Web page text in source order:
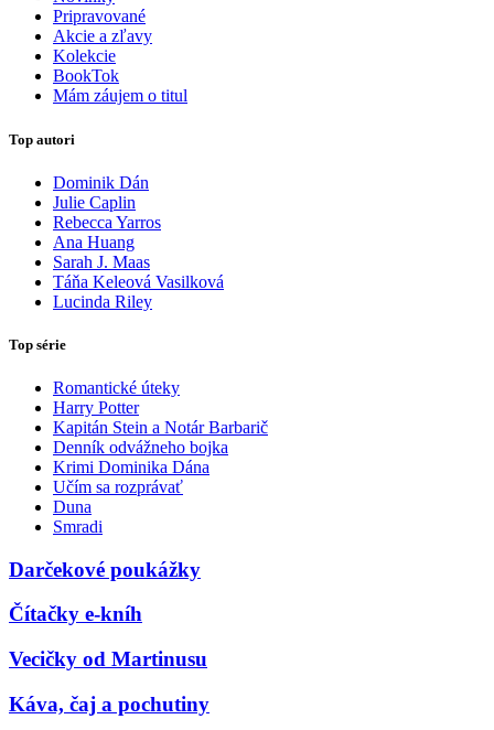
Pripravované
Akcie a zľavy
Kolekcie
BookTok
Mám záujem o titul
Top autori
Dominik Dán
Julie Caplin
Rebecca Yarros
Ana Huang
Sarah J. Maas
Táňa Keleová Vasilková
Lucinda Riley
Top série
Romantické úteky
Harry Potter
Kapitán Stein a Notár Barbarič
Denník odvážneho bojka
Krimi Dominika Dána
Učím sa rozprávať
Duna
Smradi
Darčekové poukážky
Čítačky e-kníh
Vecičky od Martinusu
Káva, čaj a pochutiny